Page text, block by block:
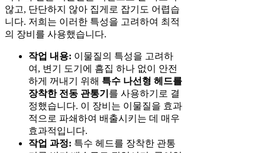
않고, 단단하지 않아 집게로 잡기도 어렵습
니다. 저희는 이러한 특성을 고려하여 최적
의 장비를 사용했습니다.
작업 내용: 이물질의 특성을 고려하
여, 변기 도기에 흠집 하나 없이 안전
하게 꺼내기 위해 특수 나선형 헤드를
장착한 전동 관통기 를 사용하기로 결
정했습니다. 이 장비는 이물질을 효과
적으로 파쇄하여 배출시키는 데 매우
효과적입니다.
작업 과정: 특수 헤드를 장착한 관통